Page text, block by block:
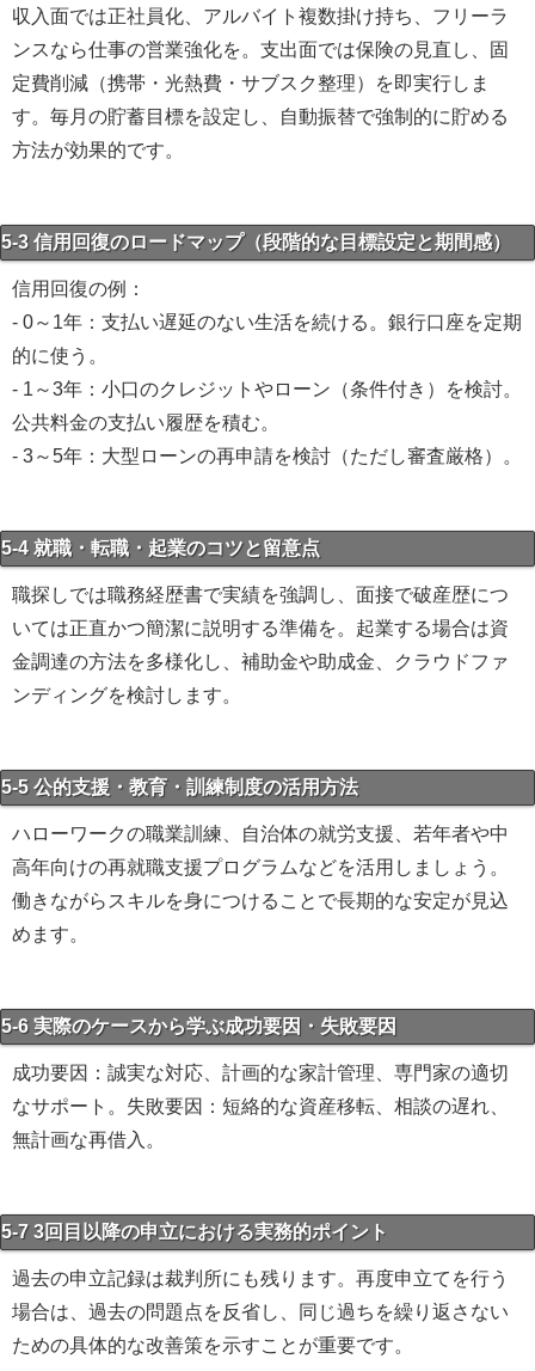
収入面では正社員化、アルバイト複数掛け持ち、フリーラ
ンスなら仕事の営業強化を。支出面では保険の見直し、固
定費削減（携帯・光熱費・サブスク整理）を即実行しま
す。毎月の貯蓄目標を設定し、自動振替で強制的に貯める
方法が効果的です。
5-3 信用回復のロードマップ（段階的な目標設定と期間感）
信用回復の例：
- 0～1年：支払い遅延のない生活を続ける。銀行口座を定期
的に使う。
- 1～3年：小口のクレジットやローン（条件付き）を検討。
公共料金の支払い履歴を積む。
- 3～5年：大型ローンの再申請を検討（ただし審査厳格）。
5-4 就職・転職・起業のコツと留意点
職探しでは職務経歴書で実績を強調し、面接で破産歴につ
いては正直かつ簡潔に説明する準備を。起業する場合は資
金調達の方法を多様化し、補助金や助成金、クラウドファ
ンディングを検討します。
5-5 公的支援・教育・訓練制度の活用方法
ハローワークの職業訓練、自治体の就労支援、若年者や中
高年向けの再就職支援プログラムなどを活用しましょう。
働きながらスキルを身につけることで長期的な安定が見込
めます。
5-6 実際のケースから学ぶ成功要因・失敗要因
成功要因：誠実な対応、計画的な家計管理、専門家の適切
なサポート。失敗要因：短絡的な資産移転、相談の遅れ、
無計画な再借入。
5-7 3回目以降の申立における実務的ポイント
過去の申立記録は裁判所にも残ります。再度申立てを行う
場合は、過去の問題点を反省し、同じ過ちを繰り返さない
ための具体的な改善策を示すことが重要です。